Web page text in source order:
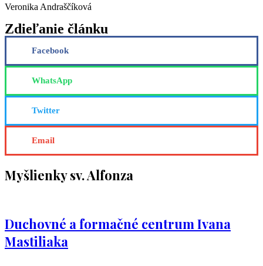
Veronika Andraščíková
Zdieľanie článku
Facebook
WhatsApp
Twitter
Email
Myšlienky sv. Alfonza
Duchovné a formačné centrum Ivana
Mastiliaka